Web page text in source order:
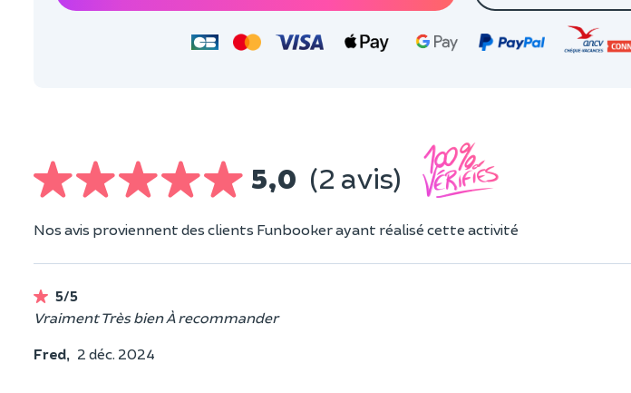
5,0 (2 avis)
Nos avis proviennent des clients Funbooker ayant réalisé cette activité
5/5
Vraiment Très bien À recommander
Fred, 2 déc. 2024